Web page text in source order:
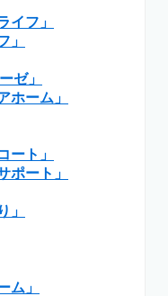
イフ」
」
ゼ」
ホーム」
ート」
ポート」
」
ム」